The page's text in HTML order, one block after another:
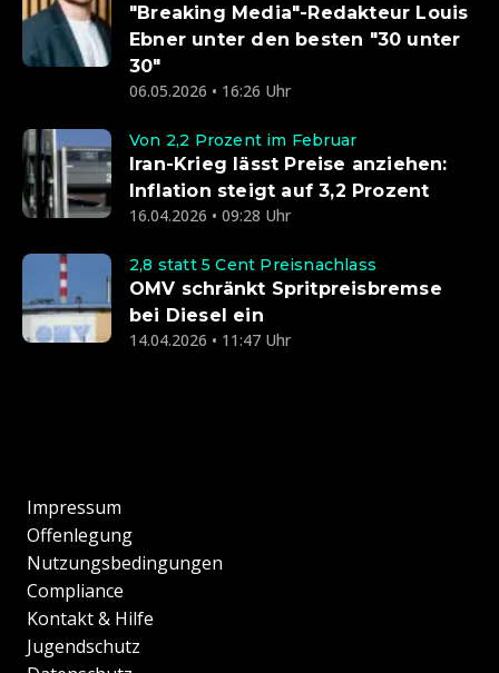
"Breaking Media"-Redakteur Louis
Ebner unter den besten "30 unter
30"
06.05.2026 • 16:26 Uhr
Von 2,2 Prozent im Februar
Iran-Krieg lässt Preise anziehen:
Inflation steigt auf 3,2 Prozent
16.04.2026 • 09:28 Uhr
2,8 statt 5 Cent Preisnachlass
OMV schränkt Spritpreisbremse
bei Diesel ein
14.04.2026 • 11:47 Uhr
Impressum
Offenlegung
Nutzungsbedingungen
Compliance
Kontakt & Hilfe
Jugendschutz